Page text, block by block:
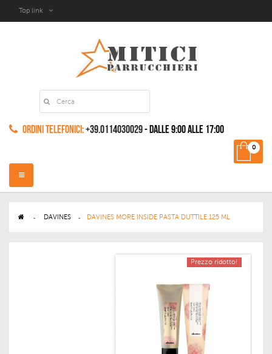
Top link
Ordini Telefonici:+39.0114030029- dalle 9:00 alle 17:00
0
Navigazione
Toggle
> DAVINES > DAVINES MORE INSIDE PASTA DUTTILE 125 ML
Prezzo ridotto!